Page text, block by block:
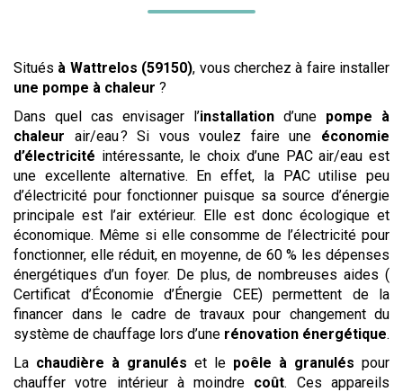
Situés à Wattrelos (59150), vous cherchez à faire installer
une pompe à chaleur ?
Dans quel cas envisager l’installation d’une pompe à
chaleur air/eau ? Si vous voulez faire une économie
d’électricité intéressante, le choix d’une PAC air/eau est
une excellente alternative. En effet, la PAC utilise peu
d’électricité pour fonctionner puisque sa source d’énergie
principale est l’air extérieur. Elle est donc écologique et
économique. Même si elle consomme de l’électricité pour
fonctionner, elle réduit, en moyenne, de 60 % les dépenses
énergétiques d’un foyer. De plus, de nombreuses aides (
Certificat d’Économie d’Énergie CEE) permettent de la
financer dans le cadre de travaux pour changement du
système de chauffage lors d’une rénovation énergétique.
La chaudière à granulés et le poêle à granulés pour
chauffer votre intérieur à moindre coût. Ces appareils